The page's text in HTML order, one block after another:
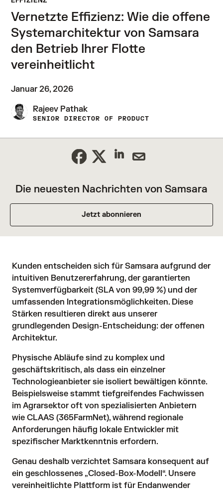
Vernetzte Effizienz: Wie die offene
Systemarchitektur von Samsara
den Betrieb Ihrer Flotte
vereinheitlicht
Januar 26, 2026
Rajeev Pathak
SENIOR DIRECTOR OF PRODUCT
Die neuesten Nachrichten von Samsara
Jetzt abonnieren
Kunden entscheiden sich für Samsara aufgrund der
intuitiven Benutzererfahrung, der garantierten
Systemverfügbarkeit (SLA von 99,99 %) und der
umfassenden Integrationsmöglichkeiten. Diese
Stärken resultieren direkt aus unserer
grundlegenden Design-Entscheidung: der offenen
Architektur.
Physische Abläufe sind zu komplex und
geschäftskritisch, als dass ein einzelner
Technologieanbieter sie isoliert bewältigen könnte.
Beispielsweise stammt tiefgreifendes Fachwissen
im Agrarsektor oft von spezialisierten Anbietern
wie CLAAS (365FarmNet), während regionale
Anforderungen häufig lokale Entwickler mit
spezifischer Marktkenntnis erfordern.
Genau deshalb verzichtet Samsara konsequent auf
ein geschlossenes „Closed-Box-Modell“. Unsere
vereinheitlichte Plattform ist für Endanwender